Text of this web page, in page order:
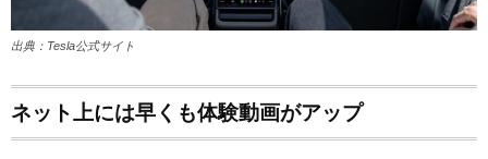
出典：Tesla公式サイト
ネット上には早くも体験動画がアップ